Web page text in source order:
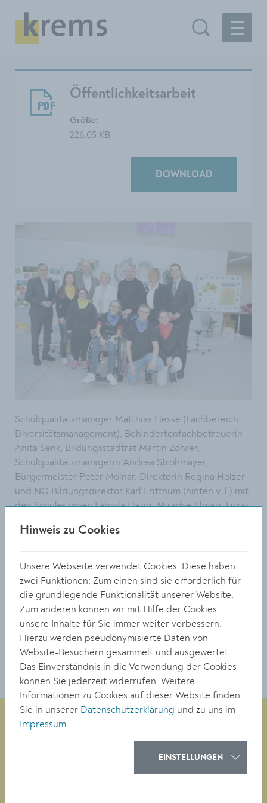
Öffentlichkeitsarbeit
Größe:
226.05 KB
DOWNLOAD
Schulqualitätsmanager Matthias Hesse (Fachbereich
Diversitätsmanagement), Behindertenfachbetreuerin
Anita Senk, Bildungsstadtrat Martin Zöhrer,
Schulqualitätsmanagerin Andrea Strohmayer,
Bürgermeister Peter Molnar, Direktorin Regina Holzer
und NÖ Bildungsdirektor Karl Fritthum (hinten v. l.) mit
den Schüler:innen Fabiola Haziri, Miradije Elmazi, Lukas
8.41 MB
© Stadt Krems
DOWNLOAD
Hinweis zu Cookies
Unsere Webseite verwendet Cookies. Diese haben
zwei Funktionen: Zum einen sind sie erforderlich für
die grundlegende Funktionalität unserer Website.
Zum anderen können wir mit Hilfe der Cookies
unsere Inhalte für Sie immer weiter verbessern.
Hierzu werden pseudonymisierte Daten von
Website-Besuchern gesammelt und ausgewertet.
Das Einverständnis in die Verwendung der Cookies
können Sie jederzeit widerrufen. Weitere
Informationen zu Cookies auf dieser Website finden
Sie in unserer Datenschutzerklärung und zu uns im
Impressum.
EINSTELLUNGEN